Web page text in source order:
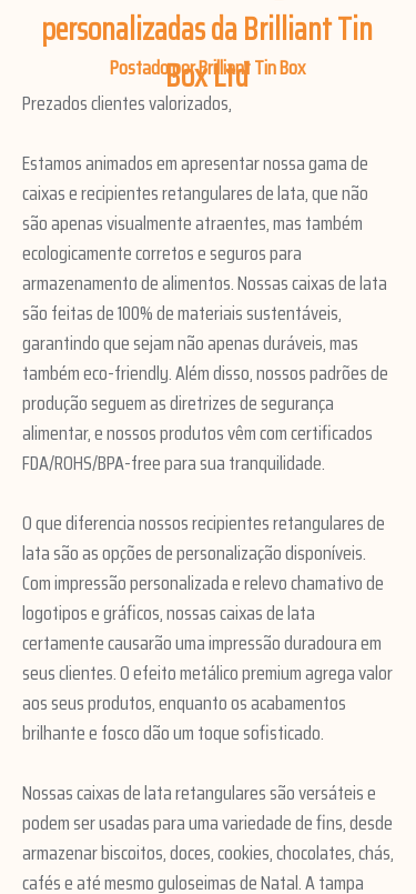
personalizadas da Brilliant Tin
Box Ltd
Postado por Brilliant Tin Box
Prezados clientes valorizados,
Estamos animados em apresentar nossa gama de
caixas e recipientes retangulares de lata, que não
são apenas visualmente atraentes, mas também
ecologicamente corretos e seguros para
armazenamento de alimentos. Nossas caixas de lata
são feitas de 100% de materiais sustentáveis,
garantindo que sejam não apenas duráveis, mas
também eco-friendly. Além disso, nossos padrões de
produção seguem as diretrizes de segurança
alimentar, e nossos produtos vêm com certificados
FDA/ROHS/BPA-free para sua tranquilidade.
O que diferencia nossos recipientes retangulares de
lata são as opções de personalização disponíveis.
Com impressão personalizada e relevo chamativo de
logotipos e gráficos, nossas caixas de lata
certamente causarão uma impressão duradoura em
seus clientes. O efeito metálico premium agrega valor
aos seus produtos, enquanto os acabamentos
brilhante e fosco dão um toque sofisticado.
Nossas caixas de lata retangulares são versáteis e
podem ser usadas para uma variedade de fins, desde
armazenar biscoitos, doces, cookies, chocolates, chás,
cafés e até mesmo guloseimas de Natal. A tampa